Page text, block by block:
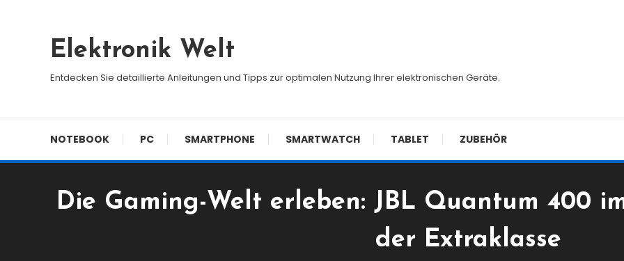
Elektronik Welt
Entdecken Sie detaillierte Anleitungen und Tipps zur optimalen Nutzung Ihrer elektronischen Geräte.
NOTEBOOK PC SMARTPHONE SMARTWATCH TABLET ZUBEHÖR
Die Gaming-Welt erleben: JBL Quantum 400
der Extraklasse